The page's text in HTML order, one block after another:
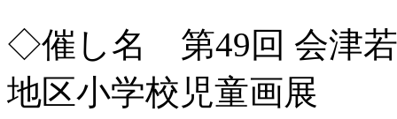
◇催し名 第49回 会津若
地区小学校児童画展